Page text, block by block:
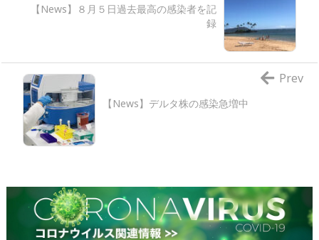
【News】８月５日過去最高の感染者を記
録
【News】デルタ株の感染急増中
Prev